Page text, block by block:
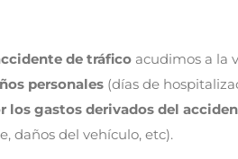
de tráfico acudimos a la
personales (días de
los gastos derivados del
daños del vehículo, etc).